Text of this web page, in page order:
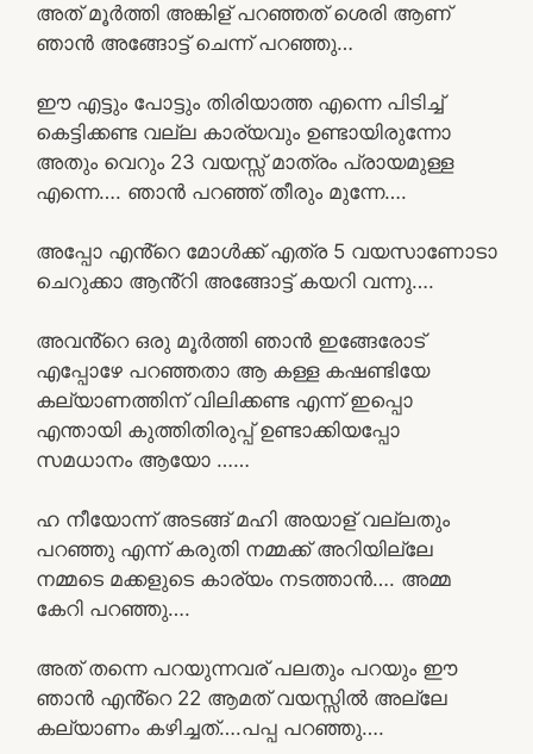
അത് മൂർത്തി അങ്കിള് പറഞ്ഞത് ശെരി ആണ്
ഞാൻ അങ്ങോട്ട് ചെന്ന് പറഞ്ഞു…
ഈ എട്ടും പോട്ടും തിരിയാത്ത എന്നെ പിടിച്ച്
കെട്ടിക്കണ്ട വല്ല കാര്യവും ഉണ്ടായിരുന്നോ
അതും വെറും 23 വയസ്സ് മാത്രം പ്രായമുള്ള
എന്നെ…. ഞാൻ പറഞ്ഞ് തീരും മുന്നേ….
അപ്പോ എൻ്റെ മോൾക്ക് എത്ര 5 വയസാണോടാ
ചെറുക്കാ ആൻ്റി അങ്ങോട്ട് കയറി വന്നു….
അവൻ്റെ ഒരു മൂർത്തി ഞാൻ ഇങ്ങേരോട്
എപ്പോഴേ പറഞ്ഞതാ ആ കള്ള കഷണ്ടിയേ
കല്യാണത്തിന് വിലിക്കണ്ട എന്ന് ഇപ്പൊ
എന്തായി കുത്തിതിരുപ്പ് ഉണ്ടാക്കിയപ്പോ
സമധാനം ആയോ ……
ഹ നീയോന്ന് അടങ്ങ് മഹി അയാള് വല്ലതും
പറഞ്ഞു എന്ന് കരുതി നമ്മക്ക് അറിയില്ലേ
നമ്മടെ മക്കളുടെ കാര്യം നടത്താൻ…. അമ്മ
കേറി പറഞ്ഞു….
അത് തന്നെ പറയുന്നവര് പലതും പറയും ഈ
ഞാൻ എൻ്റെ 22 ആമത് വയസ്സിൽ അല്ലേ
കല്യാണം കഴിച്ചത്….പപ്പ പറഞ്ഞു….